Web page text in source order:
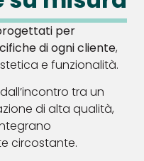
per
di ogni cliente,
e funzionalità.
tra un
di alta qualità,
circostante.